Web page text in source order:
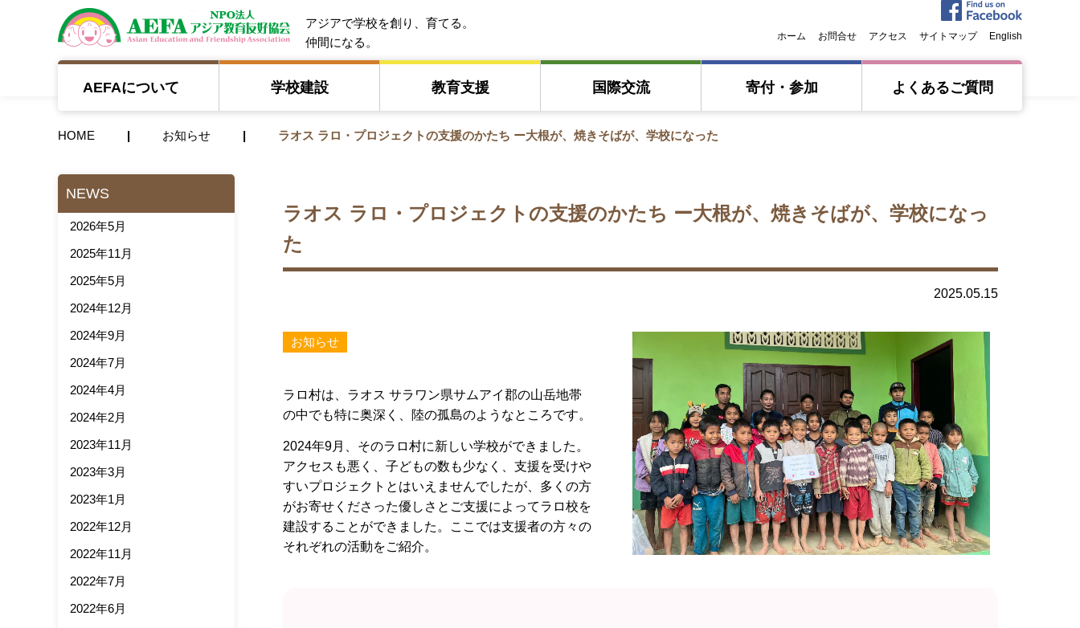
NPO法人 AEFA アジア教育友好協会
アジアで学校を創り、育てる。
仲間になる。
ホーム お問合せ アクセス サイトマップ English
AEFAについて 学校建設 教育⽀援 国際交流 寄付・参加 よくあるご質問
HOME お知らせ ラオス ラロ・プロジェクトの支援のかたち ー大根が、焼きそばが、学校になった
ラオス ラロ・プロジェクトの支援のかたち ー大根が、焼きそばが、学校になっ
た
2025.05.15
お知らせ
ラロ村は、ラオス サラワン県サムアイ郡の山岳地帯
の中でも特に奥深く、陸の孤島のようなところです。
2024年9月、そのラロ村に新しい学校ができました。
アクセスも悪く、子どもの数も少なく、支援を受けや
すいプロジェクトとはいえませんでしたが、多くの方
がお寄せくださった優しさとご支援によってラロ校を
建設することができました。ここでは支援者の方々の
それぞれの活動をご紹介。
NEWS
2026年5月
2025年11月
2025年5月
2024年12月
2024年9月
2024年7月
2024年4月
2024年2月
2023年11月
2023年3月
2023年1月
2022年12月
2022年11月
2022年7月
2022年6月